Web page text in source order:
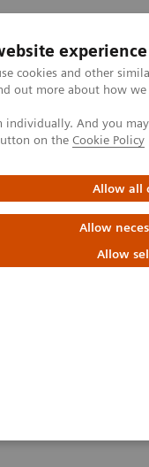
experience
cookies and other
out more about how
And you
on the Cookie Policy
Allow all
Allow
Allow
cliniques
Alpha®
detector CT
assessment
CT
artery